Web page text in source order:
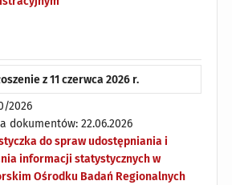
z 11 czerwca 2026 r.
2026
dokumentów: 22.06.2026
do spraw udostępniania i
informacji statystycznych w
Ośrodku Badań Regionalnych